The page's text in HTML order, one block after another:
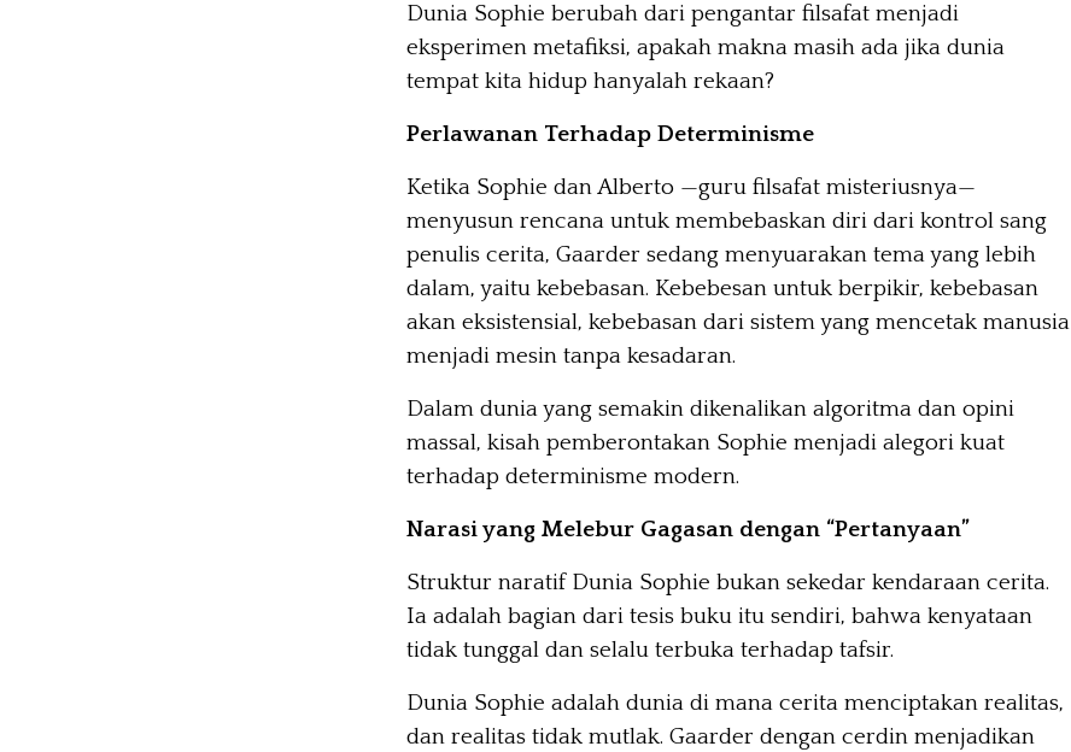
Dunia Sophie berubah dari pengantar filsafat menjadi
eksperimen metafiksi, apakah makna masih ada jika dunia
tempat kita hidup hanyalah rekaan?
Perlawanan Terhadap Determinisme
Ketika Sophie dan Alberto —guru filsafat misteriusnya—
menyusun rencana untuk membebaskan diri dari kontrol sang
penulis cerita, Gaarder sedang menyuarakan tema yang lebih
dalam, yaitu kebebasan. Kebebesan untuk berpikir, kebebasan
akan eksistensial, kebebasan dari sistem yang mencetak manusia
menjadi mesin tanpa kesadaran.
Dalam dunia yang semakin dikenalikan algoritma dan opini
massal, kisah pemberontakan Sophie menjadi alegori kuat
terhadap determinisme modern.
Narasi yang Melebur Gagasan dengan “Pertanyaan”
Struktur naratif Dunia Sophie bukan sekedar kendaraan cerita.
Ia adalah bagian dari tesis buku itu sendiri, bahwa kenyataan
tidak tunggal dan selalu terbuka terhadap tafsir.
Dunia Sophie adalah dunia di mana cerita menciptakan realitas,
dan realitas tidak mutlak. Gaarder dengan cerdin menjadikan